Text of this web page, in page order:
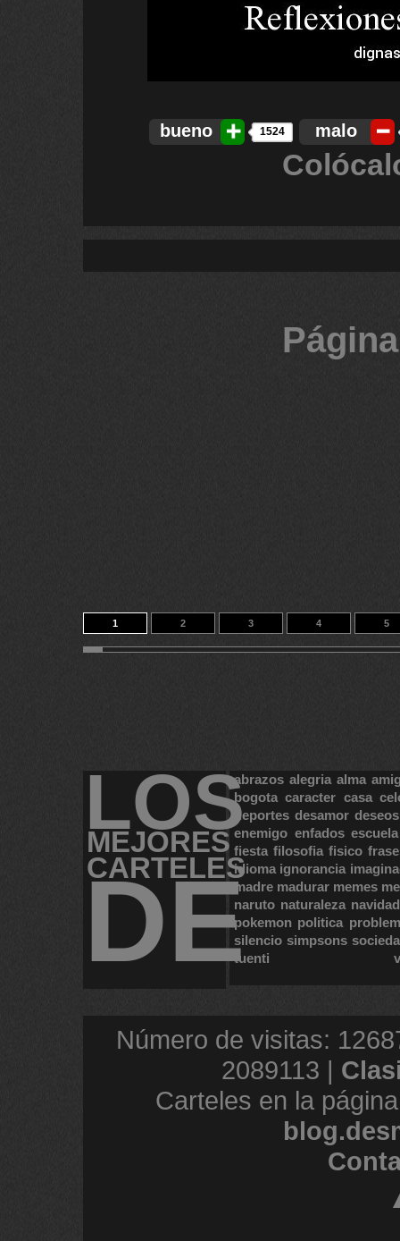
bueno 1524 malo
1 2 3 4 5
11 12 13 14 686
LOS
MEJORES
CARTELES
DE
abrazos alegria alma
bogota caracter casa
deportes desamor deseos
enemigo enfados escuela
fiesta filosofia fisico
idioma ignorancia
madre madurar memes
naruto naturaleza navidad
pokemon politica
silencio simpsons
tuenti
Número de visitas:
2089113 |
Carteles en la